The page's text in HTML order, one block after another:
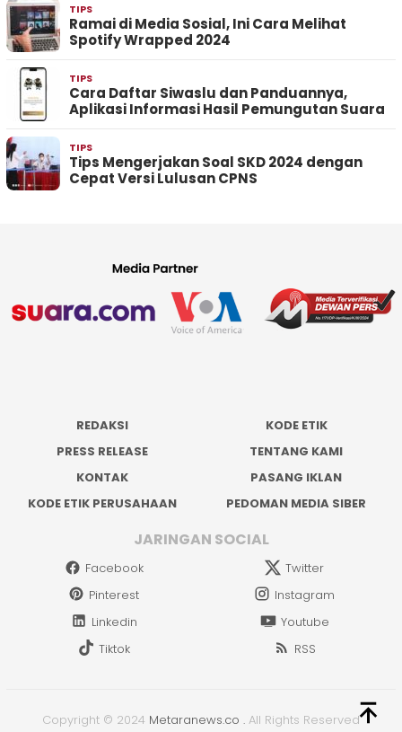
TIPS
Ramai di Media Sosial, Ini Cara Melihat
Spotify Wrapped 2024
TIPS
Cara Daftar Siwaslu dan Panduannya,
Aplikasi Informasi Hasil Pemungutan Suara
TIPS
Tips Mengerjakan Soal SKD 2024 dengan
Cepat Versi Lulusan CPNS
REDAKSI
KODE ETIK
PRESS RELEASE
TENTANG KAMI
KONTAK
PASANG IKLAN
KODE ETIK PERUSAHAAN
PEDOMAN MEDIA SIBER
JARINGAN SOCIAL
Facebook
Twitter
Pinterest
Instagram
Linkedin
Youtube
Tiktok
RSS
Copyright © 2024 Metaranews.co . All Rights Reserved